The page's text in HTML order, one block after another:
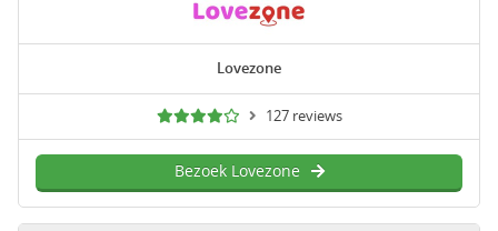
Lovezone
127 reviews
Bezoek Lovezone